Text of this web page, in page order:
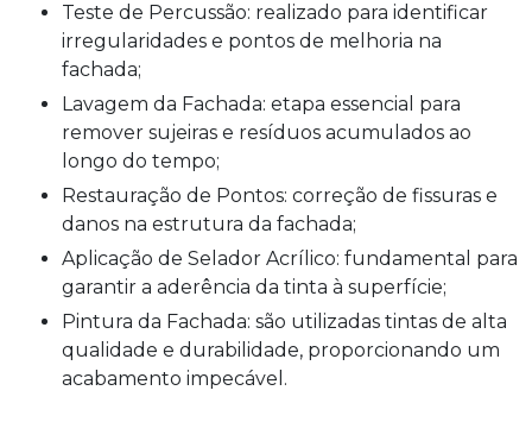
Teste de Percussão: realizado para identificar
irregularidades e pontos de melhoria na
fachada;
Lavagem da Fachada: etapa essencial para
remover sujeiras e resíduos acumulados ao
longo do tempo;
Restauração de Pontos: correção de fissuras e
danos na estrutura da fachada;
Aplicação de Selador Acrílico: fundamental para
garantir a aderência da tinta à superfície;
Pintura da Fachada: são utilizadas tintas de alta
qualidade e durabilidade, proporcionando um
acabamento impecável.